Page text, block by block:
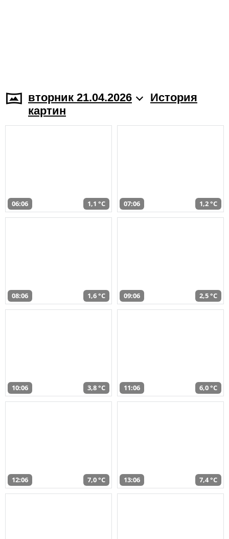
вторник 21.04.2026
История
картин
06:06 1,1 °C 07:06 1,2 °C
08:06 1,6 °C 09:06 2,5 °C
10:06 3,8 °C 11:06 6,0 °C
12:06 7,0 °C 13:06 7,4 °C